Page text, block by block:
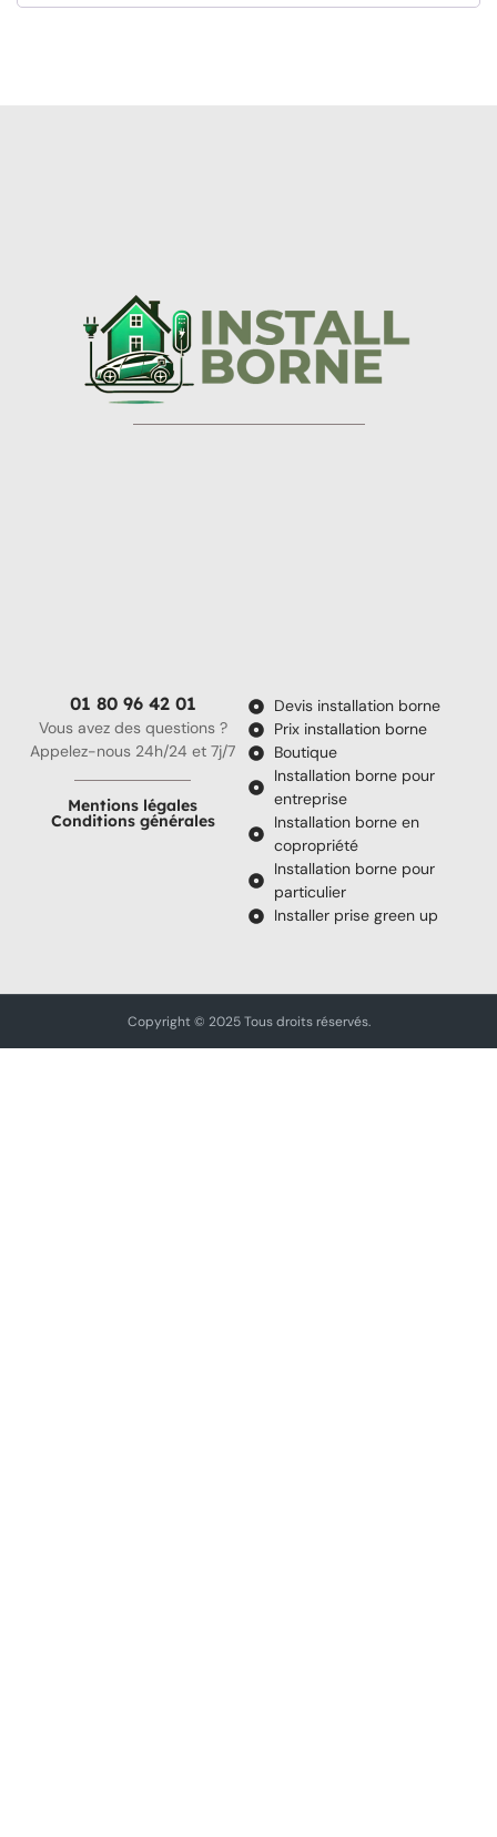
01 80 96 42 01
Vous avez des questions ?
Appelez-nous 24h/24 et 7j/7
Mentions légales
Conditions générales
Devis installation borne
Prix installation borne
Boutique
Installation borne pour
entreprise
Installation borne en
copropriété
Installation borne pour
particulier
Installer prise green up
Copyright © 2025 Tous droits réservés.